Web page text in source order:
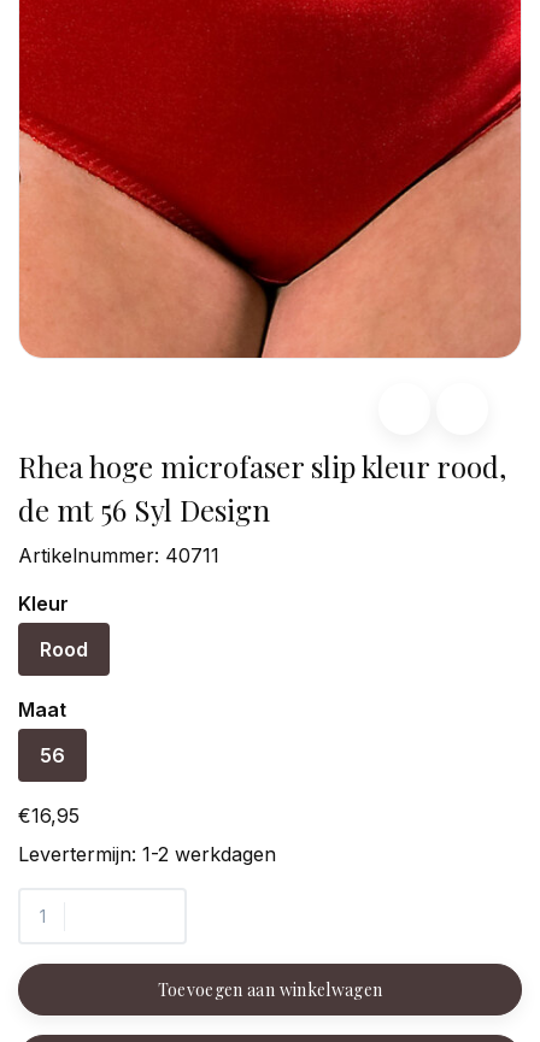
Rhea hoge microfaser slip kleur rood,
de mt 56 Syl Design
Artikelnummer: 40711
Kleur
Rood
Maat
56
€16,95
Levertermijn: 1-2 werkdagen
Toevoegen aan winkelwagen